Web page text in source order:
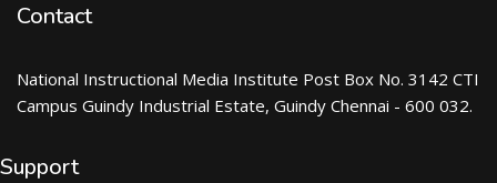
Contact
National Instructional Media Institute Post Box No. 3142 CTI
Campus Guindy Industrial Estate, Guindy Chennai - 600 032.
Support